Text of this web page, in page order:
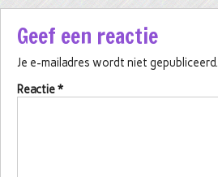
Geef een reactie
Je e-mailadres wordt niet gepubliceerd.
Reactie*